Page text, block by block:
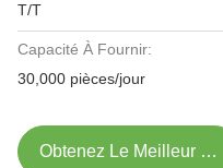
T/T
Capacité À Fournir:
30,000 pièces/jour
Obtenez Le Meilleur Prix